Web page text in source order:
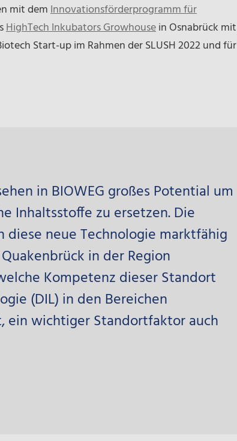
mit demInnovationsförderprogramm für
HighTech Inkubators Growhousein Osnabrück mit
Start-up im Rahmen der SLUSH 2022 und für
in BIOWEG großes Potential um
Inhaltsstoffe zu ersetzen. Die
neue Technologie marktfähig
in der Region
Kompetenz dieser Standort
(DIL) in den Bereichen
ein wichtiger Standortfaktor auch